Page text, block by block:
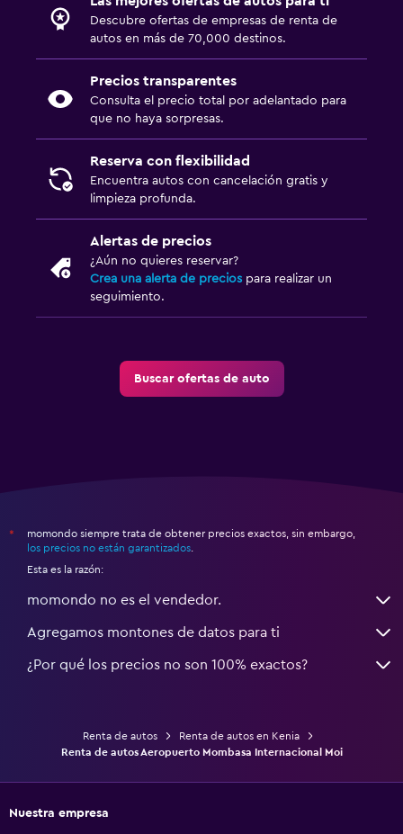
Descubre ofertas de empresas de renta de
autos en más de 70,000 destinos.
Precios transparentes
Consulta el precio total por adelantado para
que no haya sorpresas.
Reserva con flexibilidad
Encuentra autos con cancelación gratis y
limpieza profunda.
Alertas de precios
¿Aún no quieres reservar?
Crea una alerta de precios para realizar un
seguimiento.
Buscar ofertas de auto
*
momondo siempre trata de obtener precios exactos, sin embargo,
los precios no están garantizados.
Esta es la razón:
momondo no es el vendedor.
Agregamos montones de datos para ti
¿Por qué los precios no son 100% exactos?
Renta de autos
Renta de autos en Kenia
Renta de autos Aeropuerto Mombasa Internacional Moi
Nuestra empresa